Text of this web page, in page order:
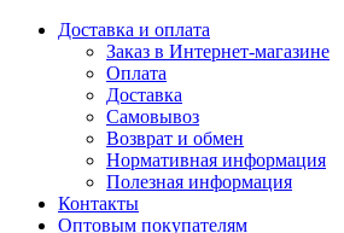
Доставка и оплата
Заказ в Интернет-магазине
Оплата
Доставка
Самовывоз
Возврат и обмен
Нормативная информация
Полезная информация
Контакты
Оптовым покупателям